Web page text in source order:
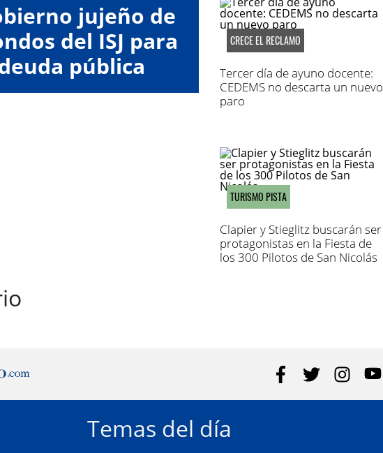
jujeño de
del ISJ para
pública
CRECE EL RECLAMO
Tercer día de ayuno docente:
CEDEMS no descarta un nuevo
paro
TURISMO PISTA
Clapier y Stieglitz buscarán ser
protagonistas en la Fiesta de
los 300 Pilotos de San Nicolás
Temas del día